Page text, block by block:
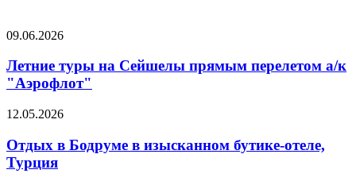
09.06.2026
Летние туры на Сейшелы прямым перелетом а/к
"Аэрофлот"
12.05.2026
Отдых в Бодруме в изысканном бутике-отеле,
Турция